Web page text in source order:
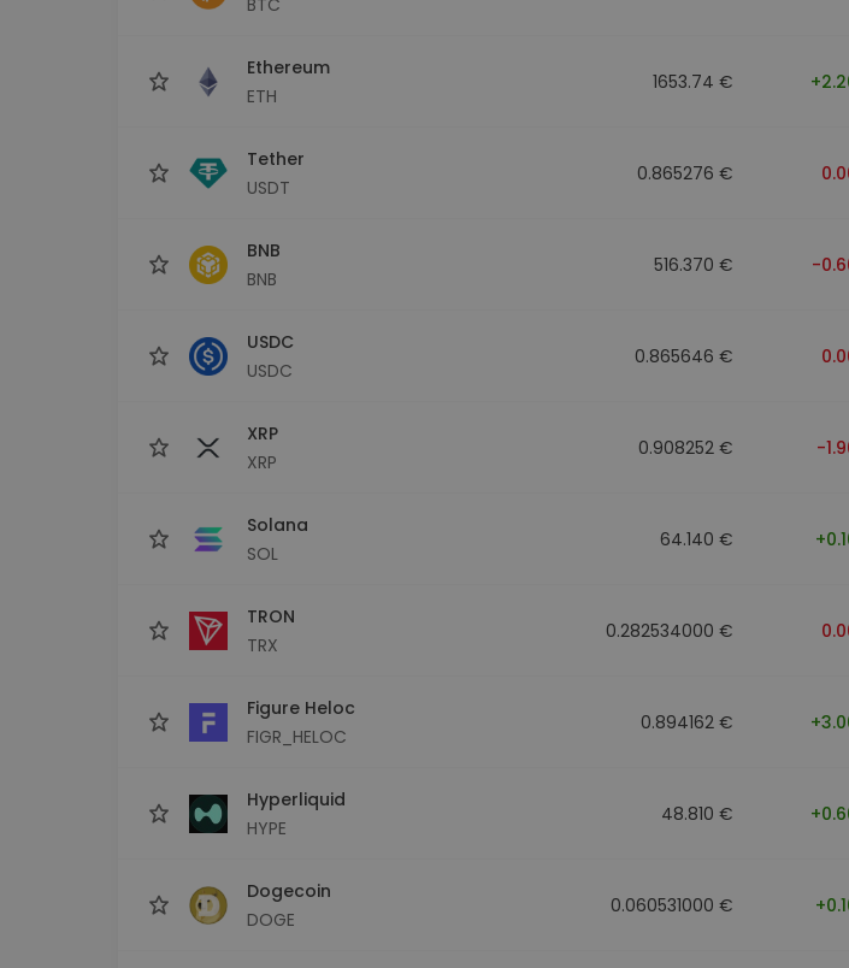
Ethereum
ETH
1653.74 €
Tether
USDT
0.865276 €
BNB
BNB
516.370 € -
USDC
USDC
0.865646 €
XRP
XRP
0.908252 € -
Solana
SOL
64.140 €
TRON
TRX
0.282534000 €
Figure Heloc
FIGR_HELOC
0.894162 €
Hyperliquid
HYPE
48.810 €
Dogecoin
DOGE
0.060531000 €